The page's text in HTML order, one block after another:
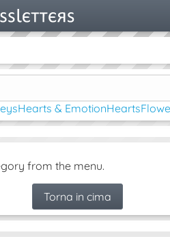
Hearts & EmotionHearts
from the menu.
Torna in cima